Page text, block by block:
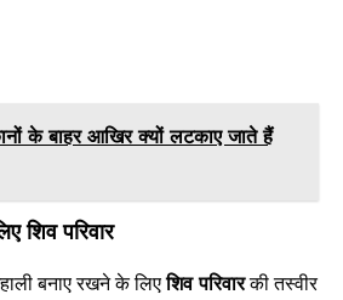
के बाहर आखिर क्यों लटकाए जाते हैं
शिव परिवार
बनाए रखने के लिएशिव परिवारकी तस्वीर